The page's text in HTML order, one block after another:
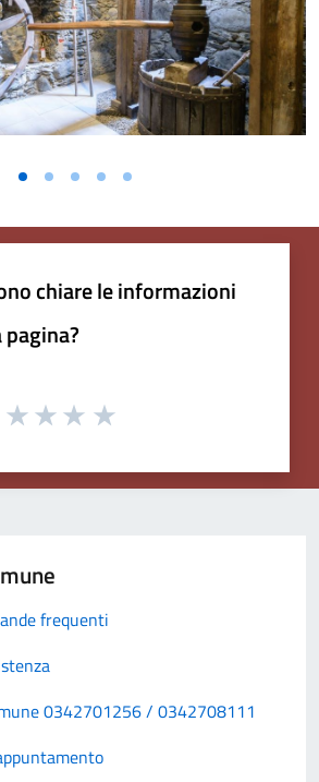
chiare le informazioni
frequenti
0342701256 / 0342708111